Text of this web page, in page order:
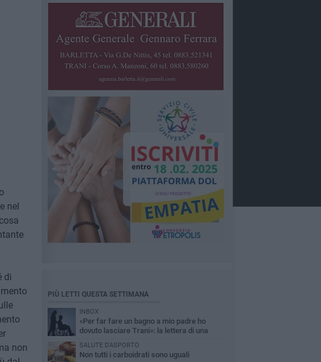
nel
di
non
PIÙ LETTI QUESTA SETTIMANA
INBOX
«Per far fare un bagno a mio padre ho
dovuto lasciare Trani»: la lettera di una
SALUTE D'ASPORTO
Non tutti i carboidrati sono uguali